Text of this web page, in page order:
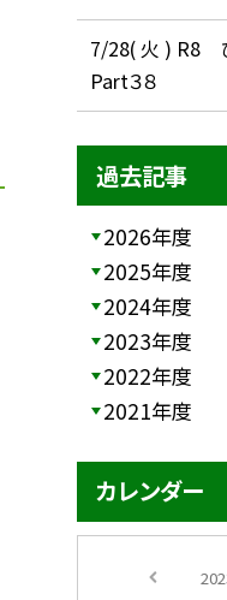
7/28( 火 ) R8
Part３８
過去記事
2026年度
2025年度
2024年度
2023年度
2022年度
2021年度
カレンダー